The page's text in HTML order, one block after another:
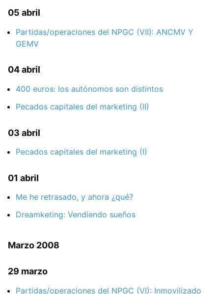
05 abril
Partidas/operaciones del NPGC (VII): ANCMV Y
GEMV
04 abril
400 euros: los autónomos son distintos
Pecados capitales del marketing (II)
03 abril
Pecados capitales del marketing (I)
01 abril
Me he retrasado, y ahora ¿qué?
Dreamketing: Vendiendo sueños
Marzo 2008
29 marzo
Partidas/operaciones del NPGC (VI): Inmovilizado